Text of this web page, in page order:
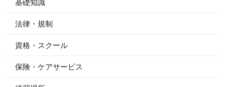
基礎知識
法律・規制
資格・スクール
保険・ケアサービス